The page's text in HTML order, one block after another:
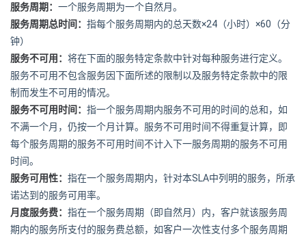
服务周期： 一个服务周期为一个自然月。
服务周期总时间： 指每个服务周期内的总天数×24 （小时） ×60 （分
钟）
服务不可用： 将在下面的服务特定条款中针对每种服务进行定义。
服务不可用不包含服务因下面所述的限制以及服务特定条款中的限
制而发生不可用的情况。
服务不可用时间： 指一个服务周期内服务不可用的时间的总和，如
不满一个月，仍按一个月计算。服务不可用时间不得重复计算，即
每个服务周期的服务不可用时间不计入下一服务周期的服务不可用
时间。
服务可用性： 指在一个服务周期内，针对本SLA中列明的服务，所承
诺达到的服务可用率。
月度服务费： 指在一个服务周期（即自然月）内，客户就该服务周
期内的服务所支付的服务费总额，如客户一次性支付多个服务周期